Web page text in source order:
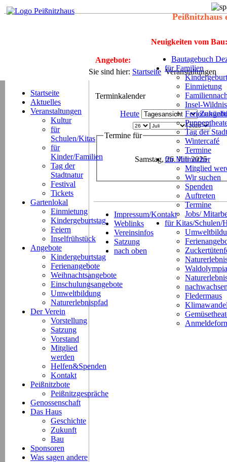
Peißnitzhaus
Neuigkeiten vom Bau:
Bautagebuch
für Familien
Einmietung
Insel-
Tag der
Wintercafé
Termine
für Mitmacher
Mitglied
Wir suchen
Spenden
Auftreten
Termine
Jobs/
für Kitas/Schulen/
Fledermaus
Angebote:
Sie sind hier: Startseite Veranstaltungen
Startseite
Aktuelles
Veranstaltungen
Kultur
für
Schulen/Kitas
für
Kinder/Familien
Tag der
Stadtnatur
Festival
Tickets
Gartenlokal
Einmietung
Kindergeburtstag
Feiern
Inselfrühstück
Angebote
Kindergeburtstag
Ferienangebote
Weihnachtsangebote
Einschulungsangebote
Umweltbildung
Naturerlebnispfad
Der Verein
Vorstellung
Satzung
Vorstand
Mitglied
werden
Helfen&Spenden
Kontakt
Peißnitzbote
Peißnitzgespräche
Genossenschaft
Das Haus
Geschichte
Zukunft
Bau
Sponsoren
Was sagen andere
Terminkalender
Heute
Termine für
Samstag, 26. Juli 2025
Impressum/Kontakt
Weblinks
Vereinsinfos
Satzung
nach oben